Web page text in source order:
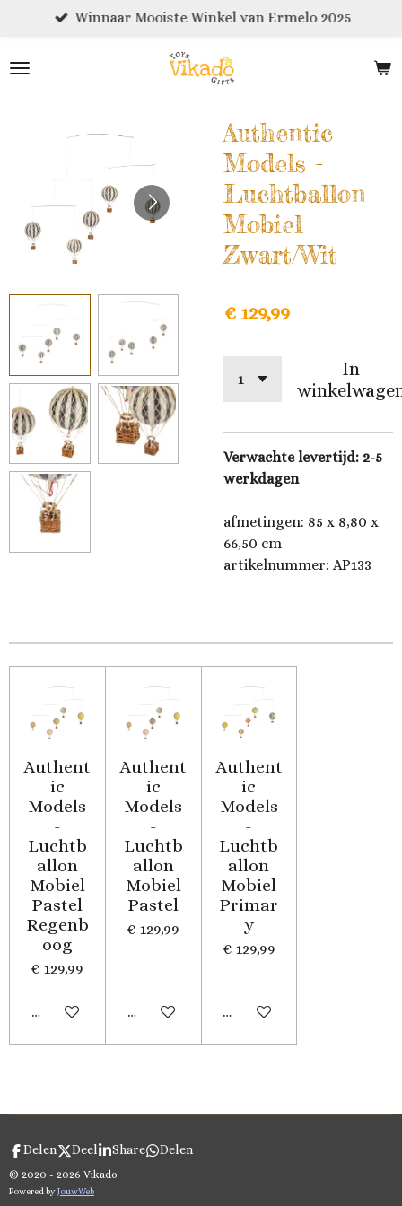
naar
Winnaar Mooiste Winkel van Ermelo 2025
Authentic
Models -
Luchtballon
Mobiel
Zwart/Wit
€ 129,99
In
Verwachte levertijd: 2-5
werkdagen
afmetingen: 85 x 8,80 x
66,50 cm
artikelnummer: AP133
Authent
ic
Models
-
Luchtb
allon
Mobiel
Pastel
Regenb
oog
€ 129,99
In winkelwagen
Authent
ic
Models
-
Luchtb
allon
Mobiel
Pastel
€ 129,99
In winkelwagen
Authent
ic
Models
-
Luchtb
allon
Mobiel
Primar
y
€ 129,99
In winkelwagen
Delen Deel Share Delen
© 2020 - 2026 Vikado
Powered byJouwWeb